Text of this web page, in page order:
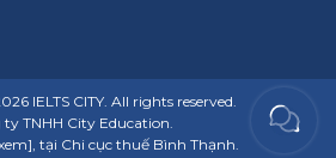
IELTS CITY. All rights reserved.
ty TNHH City Education.
, tại Chi cục thuế Bình Thạnh.